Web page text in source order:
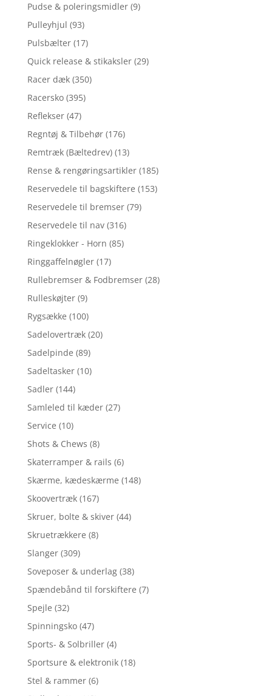
Pudse & poleringsmidler (9)
Pulleyhjul (93)
Pulsbælter (17)
Quick release & stikaksler (29)
Racer dæk (350)
Racersko (395)
Reflekser (47)
Regntøj & Tilbehør (176)
Remtræk (Bæltedrev) (13)
Rense & rengøringsartikler (185)
Reservedele til bagskiftere (153)
Reservedele til bremser (79)
Reservedele til nav (316)
Ringeklokker - Horn (85)
Ringgaffelnøgler (17)
Rullebremser & Fodbremser (28)
Rulleskøjter (9)
Rygsække (100)
Sadelovertræk (20)
Sadelpinde (89)
Sadeltasker (10)
Sadler (144)
Samleled til kæder (27)
Service (10)
Shots & Chews (8)
Skaterramper & rails (6)
Skærme, kædeskærme (148)
Skoovertræk (167)
Skruer, bolte & skiver (44)
Skruetrækkere (8)
Slanger (309)
Soveposer & underlag (38)
Spændebånd til forskiftere (7)
Spejle (32)
Spinningsko (47)
Sports- & Solbriller (4)
Sportsure & elektronik (18)
Stel & rammer (6)